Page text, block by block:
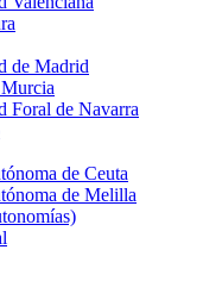
de Madrid
Foral de Navarra
de Ceuta
de Melilla